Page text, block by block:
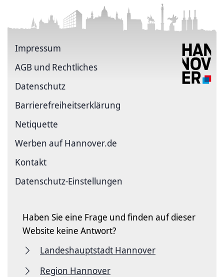
Impressum
AGB und Rechtliches
Datenschutz
Barriere­freiheits­erklärung
Netiquette
Werben auf Hannover.de
Kontakt
Datenschutz-Einstellungen
Haben Sie eine Frage und finden auf dieser
Website keine Antwort?
Landeshauptstadt Hannover
Region Hannover